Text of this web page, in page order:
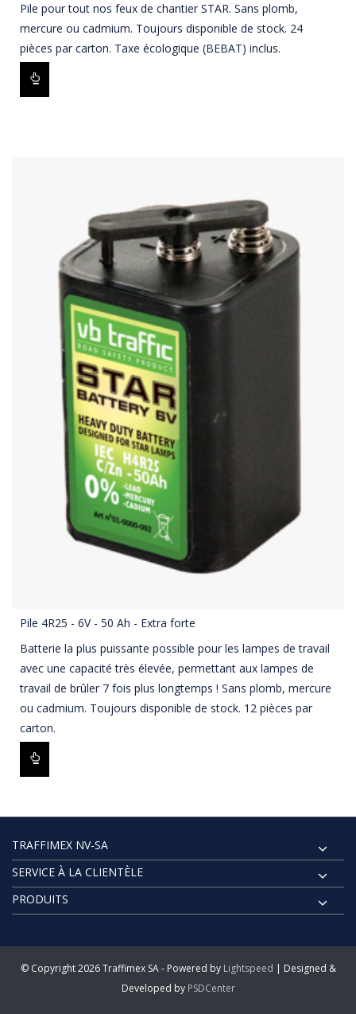
Pile pour tout nos feux de chantier STAR. Sans plomb,
mercure ou cadmium. Toujours disponible de stock. 24
pièces par carton. Taxe écologique (BEBAT) inclus.
Pile 4R25 - 6V - 50 Ah - Extra forte
Batterie la plus puissante possible pour les lampes de travail
avec une capacité très élevée, permettant aux lampes de
travail de brûler 7 fois plus longtemps ! Sans plomb, mercure
ou cadmium. Toujours disponible de stock. 12 pièces par
carton.
TRAFFIMEX NV-SA
SERVICE À LA CLIENTÈLE
PRODUITS
© Copyright 2026 Traffimex SA - Powered by Lightspeed | Designed &
Developed by PSDCenter